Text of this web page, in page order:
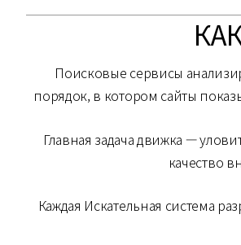
Поисковые сервисы
порядок, в котором сайты
Главная задача движка —
качество
Каждая Искательная система